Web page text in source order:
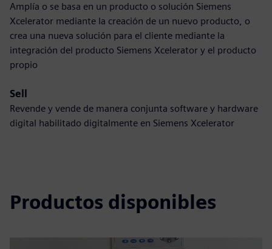
Amplía o se basa en un producto o solución Siemens
Xcelerator mediante la creación de un nuevo producto, o
crea una nueva solución para el cliente mediante la
integración del producto Siemens Xcelerator y el producto
propio
Sell
Revende y vende de manera conjunta software y hardware
digital habilitado digitalmente en Siemens Xcelerator
Productos disponibles